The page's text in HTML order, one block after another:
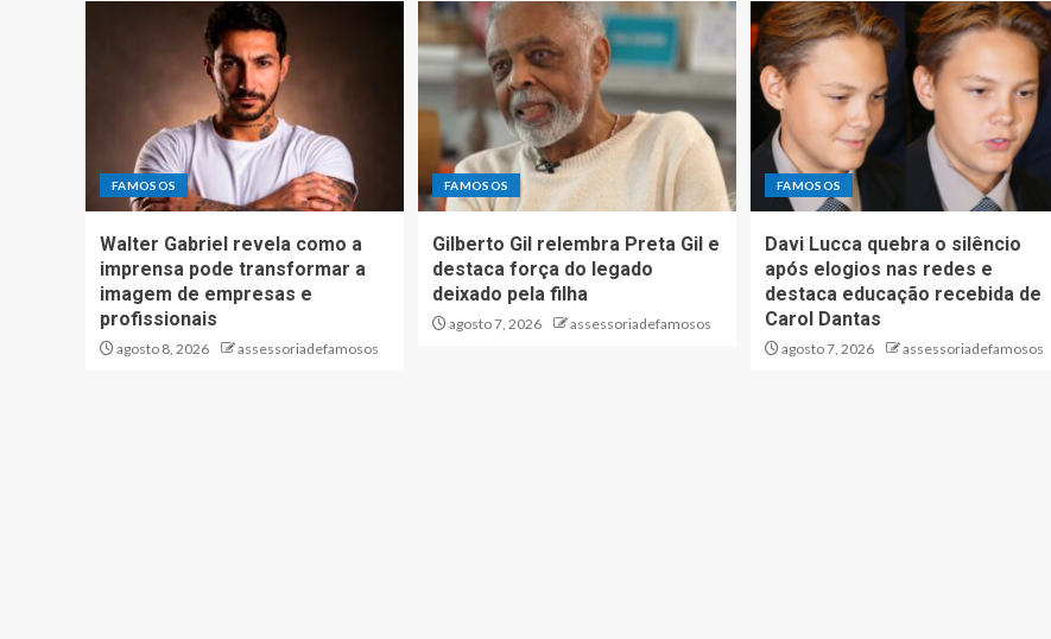
FAMOSOS
Walter Gabriel revela como a
imprensa pode transformar a
imagem de empresas e
profissionais
agosto 8, 2026 assessoriadefamosos
FAMOSOS
Gilberto Gil relembra Preta Gil e
destaca força do legado
deixado pela filha
agosto 7, 2026 assessoriadefamosos
FAMOSOS
Davi Lucca quebra o silêncio
após elogios nas redes e
destaca educação recebida de
Carol Dantas
agosto 7, 2026 assessoriadefamosos